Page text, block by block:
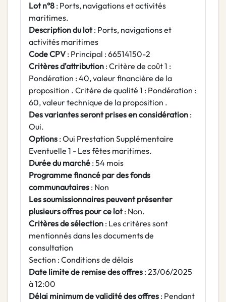
Lot n°8 : Ports, navigations et activités
maritimes.
Description du lot: Ports, navigations et
activités maritimes
Code CPV: Principal : 66514150-2
Critères d'attribution : Critère de coût 1 :
Pondération : 40, valeur financière de la
proposition . Critère de qualité 1 : Pondération :
60, valeur technique de la proposition .
Des variantes seront prises en considération :
Oui.
Options : Oui Prestation Supplémentaire
Eventuelle 1 - Les fêtes maritimes.
Durée du marché : 54 mois
Programme financé par des fonds
communautaires : Non
Les soumissionnaires peuvent présenter
plusieurs offres pour ce lot: Non.
Critères de sélection : Les critères sont
mentionnés dans les documents de
consultation
Section : Conditions de délais
Date limite de remise des offres : 23/06/2025
à 12:00
Délai minimum de validité des offres : Pendant